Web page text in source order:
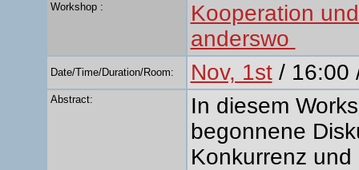
Workshop :
Kooperation
anderswo
Date/Time/Duration/Room: Nov, 1st/ 16:00
Abstract:
In diesem
begonnene
Konkurrenz